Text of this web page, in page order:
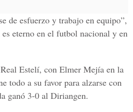
de esfuerzo y trabajo en equipo”,
eterno en el futbol nacional y en
Estelí, con Elmer Mejía en la
todo a su favor para alzarse con
ganó 3-0 al Diriangen.